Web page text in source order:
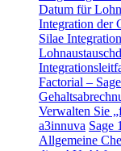
Datum für
Integration der
Silae Integration
Factorial –
Verwalten Sie
a3innuva Sage
Allgemeine